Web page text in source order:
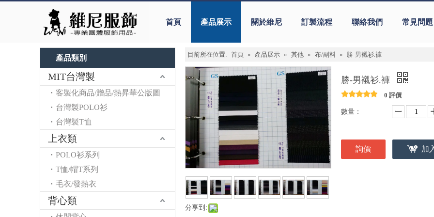
首頁 產品展示 關於維尼 訂製流程 聯絡我們 常見問題
產品類別
MIT台灣製
客製化商品/贈品/熱昇華公版圖
台灣製POLO衫
台灣製T恤
上衣類
POLO衫系列
T恤/帽T系列
毛衣/發熱衣
背心類
目前所在位置: 首頁 » 產品展示 » 其他 » 布/副料 » 勝-男襯衫.褲
分享到:
勝-男襯衫.褲
0 評價
數量：
詢價 加